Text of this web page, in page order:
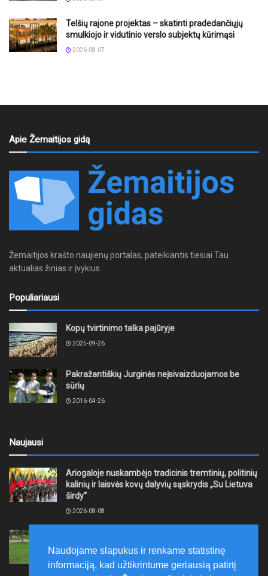
Telšių rajone projektas – skatinti pradedančiųjų
smulkiojo ir vidutinio verslo subjektų kūrimąsi
2026-08-07
Apie Žemaitijos gidą
Žemaitijos krašto naujienų portalas, pateikiantis tiesiai Tau
aktualias žinias ir įvykius.
Populiariausi
Kopų tvirtinimo talka pajūryje
2025-09-26
Pakražantiškių Jurginės neįsivaizduojamos be
sūrių
2016-04-26
Naujausi
Ariogaloje nuskambėjo tradicinis tremtinių, politinių
kalinių ir laisvės kovų dalyvių sąskrydis „Su Lietuva
širdy“
2026-08-08
laikytis Kelių eismo taisyklių, tausoti aplinką
2026-08-08
Naudojame slapukus ir renkame statistinę
informaciją, kad užtikrintume geriausią patirtį